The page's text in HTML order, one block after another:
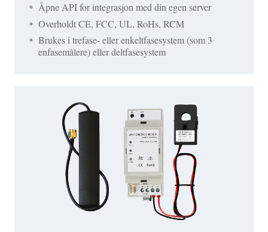
Åpne API for integrasjon med din egen server
Overholdt CE, FCC, UL, RoHs, RCM
Brukes i trefase- eller enkeltfasesystem (som 3
enfasemålere) eller deltfasesystem